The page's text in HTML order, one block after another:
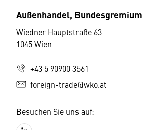
Außenhandel, Bundesgremium
Wiedner Hauptstraße 63
1045 Wien
+43 5 90900 3561
foreign-trade@wko.at
Besuchen Sie uns auf: